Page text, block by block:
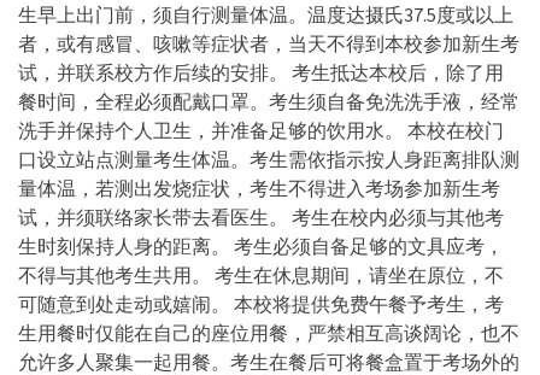
生早上出门前，须自行测量体温。温度达摄氏37.5度或以上
者，或有感冒、咳嗽等症状者，当天不得到本校参加新生考
试，并联系校方作后续的安排。 考生抵达本校后，除了用
餐时间，全程必须配戴口罩。考生须自备免洗洗手液，经常
洗手并保持个人卫生，并准备足够的饮用水。 本校在校门
口设立站点测量考生体温。考生需依指示按人身距离排队测
量体温，若测出发烧症状，考生不得进入考场参加新生考
试，并须联络家长带去看医生。 考生在校内必须与其他考
生时刻保持人身的距离。 考生必须自备足够的文具应考，
不得与其他考生共用。 考生在休息期间，请坐在原位，不
可随意到处走动或嬉闹。 本校将提供免费午餐予考生，考
生用餐时仅能在自己的座位用餐，严禁相互高谈阔论，也不
允许多人聚集一起用餐。考生在餐后可将餐盒置于考场外的